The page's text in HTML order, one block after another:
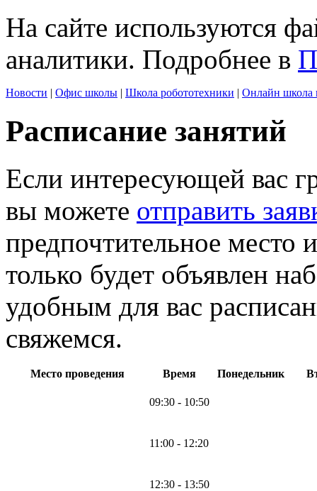
На сайте используются
аналитики. Подробнее в
Новости | Офис школы | Школа робототехники | Онлайн школа
Расписание занятий
Если интересующей вас
вы можете отправить
предпочтительное место
только будет объявлен
удобным для вас
свяжемся.
Место проведения Время Понедельник
09:30 - 10:50
11:00 - 12:20
12:30 - 13:50